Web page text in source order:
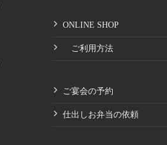
ONLINE SHOP
ご利用方法
ご宴会の予約
仕出しお弁当の依頼